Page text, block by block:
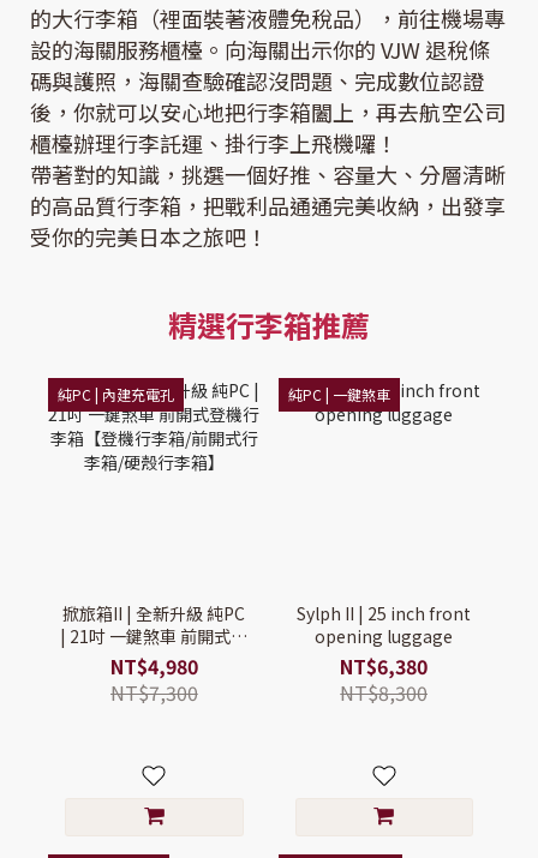
的大行李箱（裡面裝著液體免稅品），前往機場專
設的海關服務櫃檯。向海關出示你的 VJW 退稅條
碼與護照，海關查驗確認沒問題、完成數位認證
後，你就可以安心地把行李箱闔上，再去航空公司
櫃檯辦理行李託運、掛行李上飛機囉！
帶著對的知識，挑選一個好推、容量大、分層清晰
的高品質行李箱，把戰利品通通完美收納，出發享
受你的完美日本之旅吧！
精選行李箱推薦
純PC | 內建充電孔
掀旅箱II | 全新升級 純PC
| 21吋 一鍵煞車 前開式登
機行李箱【登機行李箱/
前開式行李箱/硬殼行李
箱】
NT$4,980
NT$7,300
純PC | 一鍵煞車
Sylph II | 25 inch front
opening luggage
NT$6,380
NT$8,300